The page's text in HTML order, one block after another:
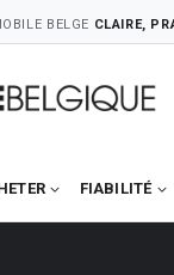
BELGE CLAIRE,
FIABILITÉ